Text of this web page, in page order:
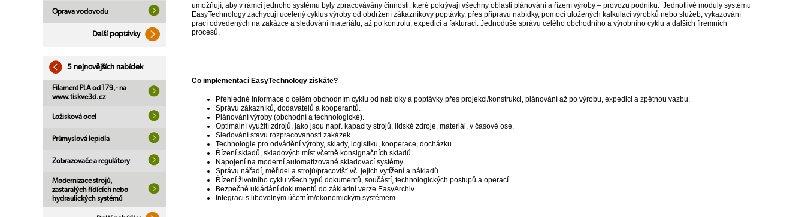
Oprava vodovodu
Další poptávky
5 nejnovějších nabídek
Filament PLA od 179,- na
www.tiskve3d.cz
Ložisková ocel
Průmyslová lepidla
Zobrazovače a regulátory
Modernizace strojů,
zastaralých řídících nebo
hydraulických systémů
umožňují, aby v rámci jednoho systému byly zpracovávány činnosti, které pokrývají všechny oblasti plánování a řízení výroby – provozu podniku. Jednotlivé moduly systému
EasyTechnology zachycují ucelený cyklus výroby od obdržení zákazníkovy poptávky, přes přípravu nabídky, pomocí uložených kalkulací výrobků nebo služeb, vykazování
prací odvedených na zakázce a sledování materiálu, až po kontrolu, expedici a fakturaci. Jednoduše správu celého obchodního a výrobního cyklu a dalších firemních
procesů.
Co implementací EasyTechnology získáte?
Přehledné informace o celém obchodním cyklu od nabídky a poptávky přes projekci/konstrukci, plánování až po výrobu, expedici a zpětnou vazbu.
Správu zákazníků, dodavatelů a kooperantů.
Plánování výroby (obchodní a technologické).
Optimální využití zdrojů, jako jsou např. kapacity strojů, lidské zdroje, materiál, v časové ose.
Sledování stavu rozpracovanosti zakázek.
Technologie pro odvádění výroby, sklady, logistiku, kooperace, docházku.
Řízení skladů, skladových míst včetně konsignačních skladů.
Napojení na moderní automatizované skladovací systémy.
Správu nářadí, měřidel a strojů/pracovišť vč. jejich vytížení a nákladů.
Řízení životního cyklu všech typů dokumentů, součástí, technologických postupů a operací.
Bezpečné ukládání dokumentů do základní verze EasyArchiv.
Integraci s libovolným účetním/ekonomickým systémem.